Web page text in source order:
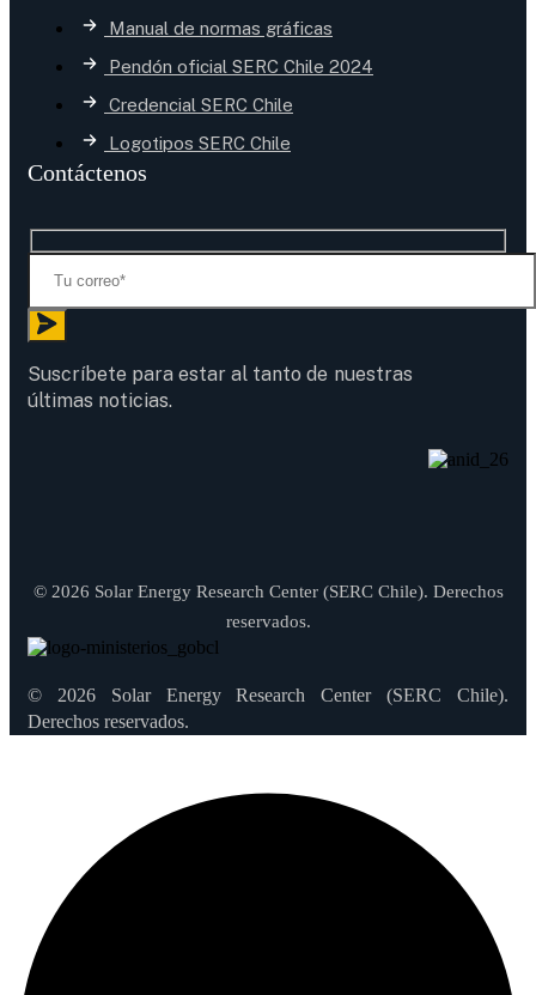
Manual de normas gráficas
Pendón oficial SERC Chile 2024
Credencial SERC Chile
Logotipos SERC Chile
Contáctenos
Suscríbete para estar al tanto de nuestras
últimas noticias.
© 2026 Solar Energy Research Center (SERC Chile). Derechos
reservados.
© 2026 Solar Energy Research Center (SERC Chile).
Derechos reservados.